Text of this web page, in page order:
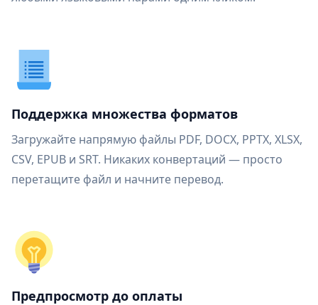
Поддержка множества форматов
Загружайте напрямую файлы PDF, DOCX, PPTX, XLSX,
CSV, EPUB и SRT. Никаких конвертаций — просто
перетащите файл и начните перевод.
Предпросмотр до оплаты